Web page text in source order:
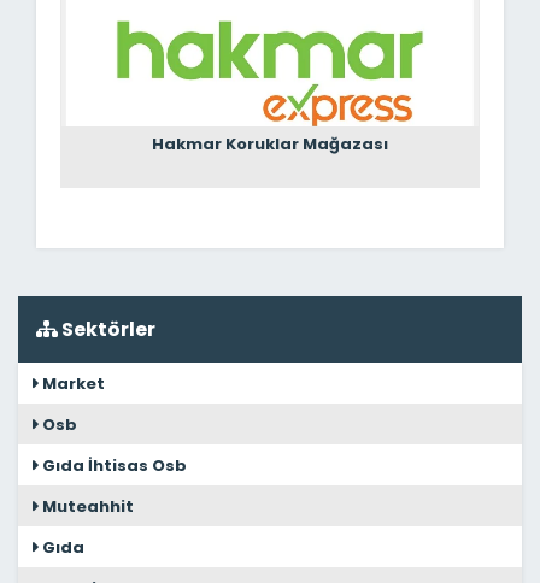
Sektörler
Market
Osb
Gıda İhtisas Osb
Muteahhit
Gıda
Hakmar Koruklar Mağazası